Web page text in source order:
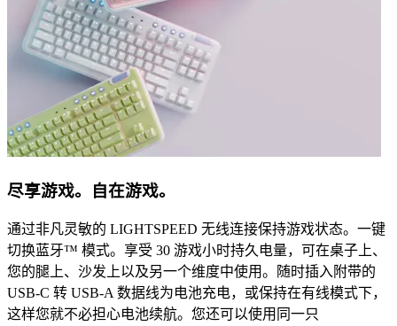
尽享游戏。自在游戏。
通过非凡灵敏的 LIGHTSPEED 无线连接保持游戏状态。一键
切换蓝牙™ 模式。享受 30 游戏小时持久电量，可在桌子上、
您的腿上、沙发上以及另一个维度中使用。随时插入附带的
USB-C 转 USB-A 数据线为电池充电，或保持在有线模式下，
这样您就不必担心电池续航。您还可以使用同一只